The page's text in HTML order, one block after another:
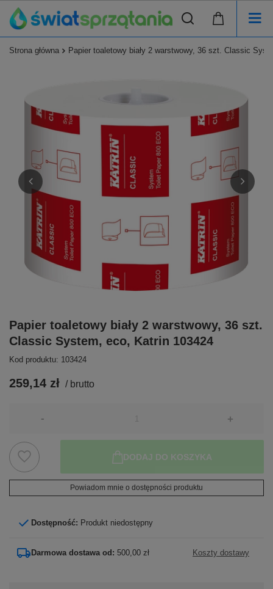
Strona główna Papier toaletowy biały 2 warstwowy, 36 szt. Classic
Papier toaletowy biały 2 warstwowy, 36 szt.
Classic System, eco, Katrin 103424
Kod produktu: 103424
259,14 zł / brutto
- +
DODAJ DO KOSZYKA
Powiadom mnie o dostępności produktu
Dostępność: Produkt niedostępny
Darmowa dostawa od: 500,00 zł Koszty dostawy